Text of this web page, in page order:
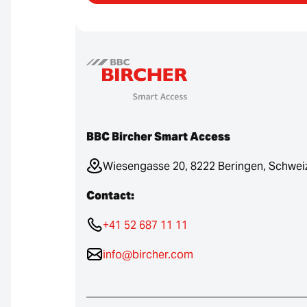
BBC Bircher Smart Access
Wiesengasse 20, 8222 Beringen,
Contact:
+41 52 687 11 11
info@bircher.com